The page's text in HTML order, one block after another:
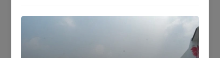
Jika keberatan atau harus diedit baik
Laporkan!